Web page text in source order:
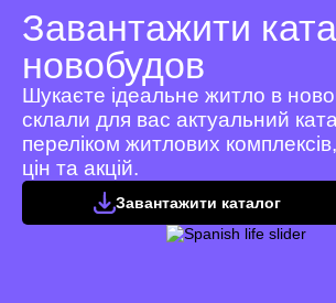
Завантажити
новобудов
Шукаєте ідеальне житло в
склали для вас актуальний
переліком житлових
цін та акцій.
Завантажити каталог